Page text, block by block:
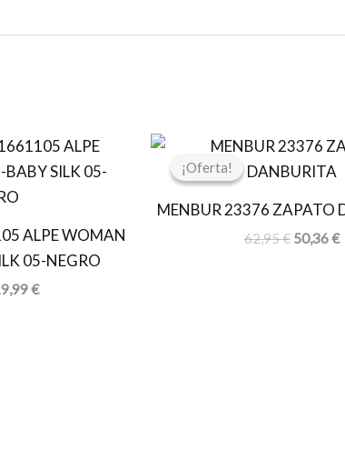
ALPE WOMAN
05-NEGRO
€
El
actual
¡Oferta!
¡Oferta!
MENBUR 23376 ZAPATO
62,95€
El
original
62,95 €.
50,36€